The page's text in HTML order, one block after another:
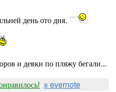
день ото дня.
и девки по пляжу бегали...
в evernote